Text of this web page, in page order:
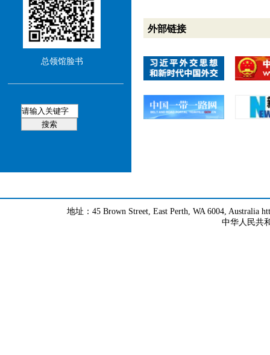
总领馆脸书
外部链接
地址：45 Brown Street, East Perth, WA 6004, Australia
中华人民共